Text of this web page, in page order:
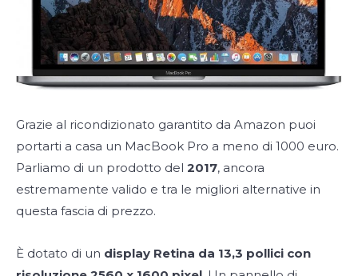
Grazie al ricondizionato garantito da Amazon puoi
portarti a casa un MacBook Pro a meno di 1000 euro.
Parliamo di un prodotto del 2017, ancora
estremamente valido e tra le migliori alternative in
questa fascia di prezzo.
È dotato di un display Retina da 13,3 pollici con